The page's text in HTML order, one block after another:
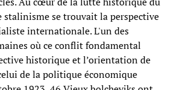
se trouvait la perspective
internationale. L'un des
où ce conflit fondamental
historique et l’orientation de
de la politique économique